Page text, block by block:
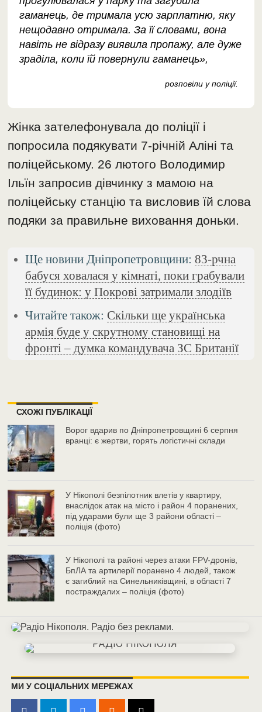
гаманець, де тримала усю зарплатню, яку
нещодавно отримала. За її словами, вона
навіть не відразу виявила пропажу, але дуже
зраділа, коли їй повернули гаманець»,
розповіли у поліції.
Жінка зателефонувала до поліції і
попросила подякувати 7-річній Аліні та
поліцейському. 26 лютого Володимир
Ільїн запросив дівчинку з мамою на
поліцейську станцію та висловив їй слова
подяки за правильне виховання доньки.
Ще новини Дніпропетровщини:83-рчна
бабуся ховалася у кімнаті, поки грабували
її будинок: у Покрові затримали злодіїв
Читайте також: Скільки ще українська
армія буде у скрутному становищі на
фронті – думка командувача ЗС Британії
СХОЖІ ПУБЛІКАЦІЇ
Ворог вдарив по Дніпропетровщині 6 серпня
вранці: є жертви, горять логістичні склади
У Нікополі безпілотник влетів у квартиру,
внаслідок атак на місто і район 4 поранених,
під ударами були ще 3 райони області –
поліція (фото)
У Нікополі та районі через атаки FPV-дронів,
БпЛА та артилерії поранено 4 людей, також
є загиблий на Синельниківщині, в області 7
постраждалих – поліція (фото)
МИ У СОЦІАЛЬНИХ МЕРЕЖАХ